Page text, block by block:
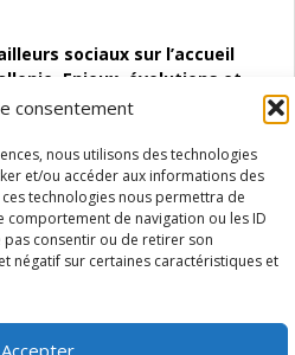
consentement
nous utilisons des technologies
et/ou accéder aux informations des
technologies nous permettra de
comportement de navigation ou les ID
pas consentir ou de retirer son
négatif sur certaines caractéristiques et
Accepter
sociaux sur l’accueil
Enjeux, évolutions et
d’emploi (SAACE)
:quels indicateurs